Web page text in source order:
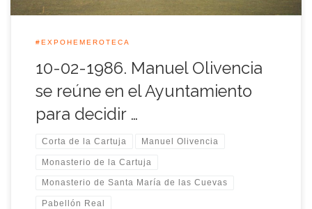
#EXPOHEMEROTECA
10-02-1986. Manuel Olivencia
se reúne en el Ayuntamiento
para decidir …
Corta de la Cartuja Manuel Olivencia
Monasterio de la Cartuja
Monasterio de Santa María de las Cuevas
Pabellón Real